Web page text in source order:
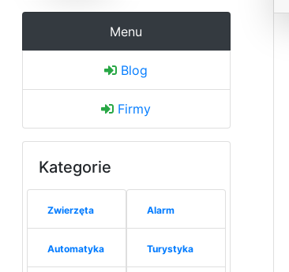
Menu
Blog
Firmy
Kategorie
Zwierzęta
Automatyka
Alarm
Turystyka